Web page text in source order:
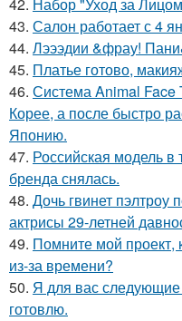
42. Набор "Уход за
43. Салон работает с 4
44. Лэээдии &фрау!
45. Платье готово,
46. Система Animal Face
Корее, а после быстро
Японию.
47. Российская модель в
бренда снялась.
48. Дочь гвинет пэлтроу
актрисы 29-летней
49. Помните мой проект,
из-за времени?
50. Я для вас
готовлю.